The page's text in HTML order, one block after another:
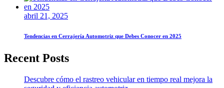
abril 21, 2025
Tendencias en Cerrajería Automotriz que Debes Conocer en 2025
Recent Posts
Descubre cómo el rastreo vehicular en tiempo real mejora la